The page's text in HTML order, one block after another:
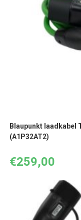
Blaupunkt laadkabel
(A1P32AT2)
€259,00